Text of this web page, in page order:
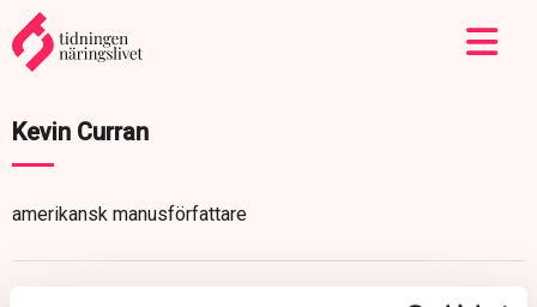
Kevin Curran
amerikansk manusförfattare